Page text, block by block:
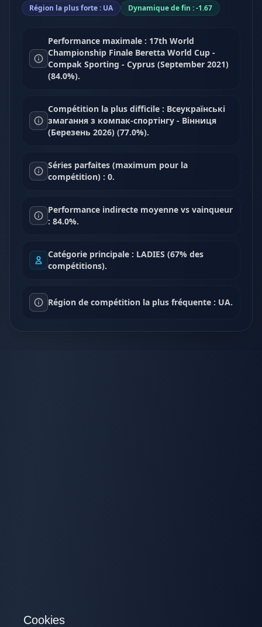
Région la plus forte : UA Dynamique de fin : -1.67
Performance maximale : 17th World
Championship Finale Beretta World Cup -
Compak Sporting - Cyprus (September 2021)
(84.0%).
Compétition la plus difficile : Всеукраїнські
змагання з компак-спортінгу - Вінниця
(Березень 2026) (77.0%).
Séries parfaites (maximum pour la
compétition) : 0.
Performance indirecte moyenne vs vainqueur
: 84.0%.
Catégorie principale : LADIES (67% des
compétitions).
Région de compétition la plus fréquente : UA.
Cookies